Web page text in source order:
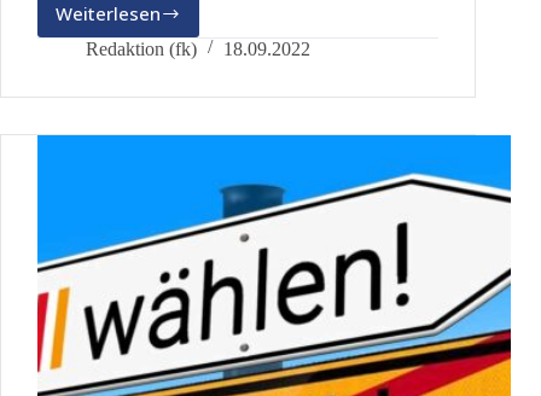
WeiterlesenEinführungs-
und
Achtsamkeit
Redaktion (fk) 18.09.2022